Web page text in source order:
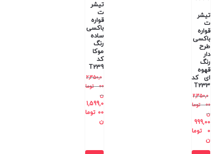
تیشر
ت
قواره
باکسی
طرح
دار
رنگ
قهوه
ای کد
T233
2,350,0
00
توما
ن
999,00
0
توما
ن
تیشر
ت
قواره
باکسی
ساده
رنگ
موکا
کد
T239
2,350,0
00
توما
ن
1,599,0
00 توما
ن